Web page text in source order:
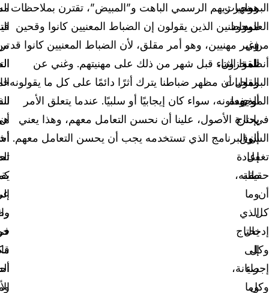
البرمجيات.
العديد
من
أنظمة
البرمجيات
الموجودة
في
السوق
تغفل
حقيقة
أن
كل
إدخال
وكل
إجراء
وكل
هو
موجود
في
المخزون،
وما
الذي
يحتاج
إلى
إعادة
طلبه،
وما
الذي
يحتاج
إلى
صيانة،
وما
مظهر زيهم الرسمي الباهت و”المبيض”، تقترن بملاحظات
المواطنين الذين يقولون إن الضباط المعنيين كانوا وقحين
وغير مهنيين، وهو أمر مقلق، لأن الضباط المعنيين كانوا قد
تلقوا الثناء قبل شهر من ذلك على مهنيتهم. وغني عن
القول أن مظهر ضباطنا يترك أثرًا دائمًا على كل ما يقولونه
أو يفعلونه، سواء كان إيجابيًا أو سلبيًا. عندما يتعلق الأمر
بإدارة الأصول، علينا أن نحسن التعامل معهم، وهذا يعني
أن البرنامج الذي تستخدمه يجب أن يحسن التعامل معهم.